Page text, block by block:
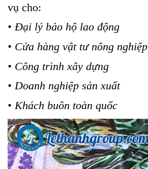
vụ cho:
• Đại lý bảo hộ lao động
• Cửa hàng vật tư nông nghiệp
• Công trình xây dựng
• Doanh nghiệp sản xuất
• Khách buôn toàn quốc